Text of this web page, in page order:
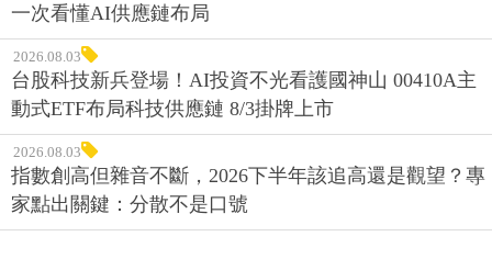
一次看懂AI供應鏈布局
2026.08.03
台股科技新兵登場！AI投資不光看護國神山 00410A主
動式ETF布局科技供應鏈 8/3掛牌上市
2026.08.03
指數創高但雜音不斷，2026下半年該追高還是觀望？專
家點出關鍵：分散不是口號